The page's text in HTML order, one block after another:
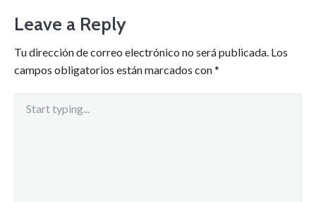
Leave a Reply
Tu dirección de correo electrónico no será publicada. Los
campos obligatorios están marcados con*